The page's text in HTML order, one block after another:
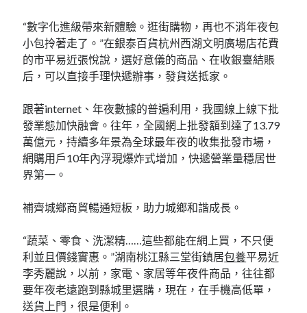
“數字化進級帶來新體驗。逛街購物，再也不消年夜包
小包拎著走了。”在銀泰百貨杭州西湖文明廣場店花費
的市平易近張悅說，選好意儀的商品、在收銀臺結賬
后，可以直接手理快遞辦事，發貨送抵家。
跟著internet、年夜數據的普遍利用，我國線上線下批
發業態加快融會。往年，全國網上批發額到達了13.79
萬億元，持續多年景為全球最年夜的收集批發市場，
網購用戶10年內浮現爆炸式增加，快遞營業量穩居世
界第一。
補齊城鄉商貿暢通短板，助力城鄉和諧成長。
“蔬菜、零食、洗潔精……這些都能在網上買，不只便
利並且價錢實惠。”湖南桃江縣三堂街鎮居包養平易近
李秀麗說，以前，家電、家居等年夜件商品，往往都
要年夜老遠跑到縣城里選購，現在，在手機高低單，
送貨上門，很是便利。